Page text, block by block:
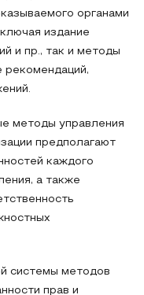
органами
издание
и пр., так и методы
рекомендаций,
методы управления
предполагают
каждого
а также
системы методов
прав и